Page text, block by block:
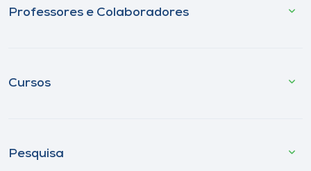
Professores e Colaboradores
Cursos
Pesquisa